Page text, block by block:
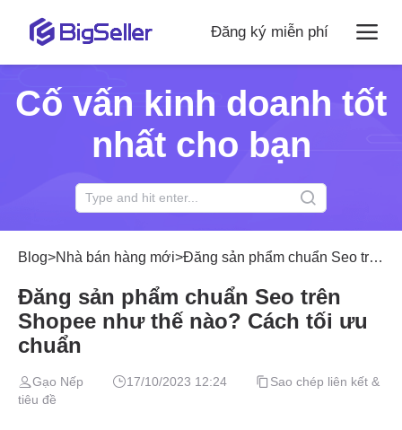
Đăng ký miễn phí
Cố vấn kinh doanh tốt
nhất cho bạn
Blog>Nhà bán hàng mới>Đăng sản phẩm chuẩn Seo trên Shopee như thế nào? Cách tối ưu chuẩn
Đăng sản phẩm chuẩn Seo trên
Shopee như thế nào? Cách tối ưu
chuẩn
Gạo Nếp 17/10/2023 12:24
Sao chép liên kết &
tiêu đề